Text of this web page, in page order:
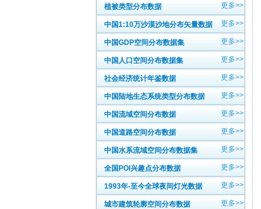
植被类型分布数据 更多>>
中国1:10万沙漠沙地分布矢量数据 更多>>
中国GDP空间分布数据集 更多>>
中国人口空间分布数据集 更多>>
社会经济统计年鉴数据 更多>>
中国陆地生态系统类型分布数据 更多>>
中国流域空间分布数据 更多>>
中国道路空间分布数据 更多>>
中国水系流域空间分布数据集 更多>>
全国POI兴趣点分布数据 更多>>
1993年-至今全球夜间灯光数据 更多>>
城市建筑轮廓空间分布数据 更多>>